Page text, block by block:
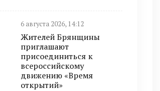
6 августа 2026, 14:12
Жителей Брянщины
приглашают
присоединиться к
всероссийскому
движению «Время
открытий»